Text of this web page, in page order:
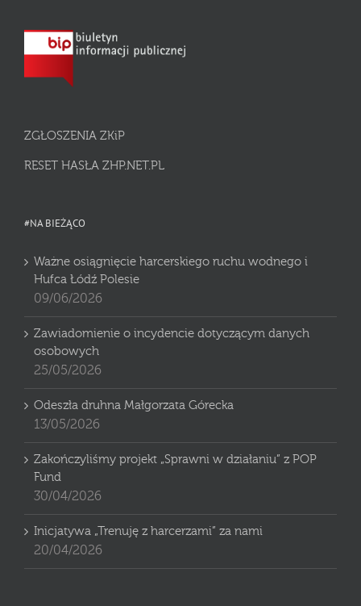
ZGŁOSZENIA ZKiP
RESET HASŁA ZHP.NET.PL
#NA BIEŻĄCO
Ważne osiągnięcie harcerskiego ruchu wodnego i
Hufca Łódź Polesie
09/06/2026
Zawiadomienie o incydencie dotyczącym danych
osobowych
25/05/2026
Odeszła druhna Małgorzata Górecka
13/05/2026
Zakończyliśmy projekt „Sprawni w działaniu” z POP
Fund
30/04/2026
Inicjatywa „Trenuję z harcerzami” za nami
20/04/2026